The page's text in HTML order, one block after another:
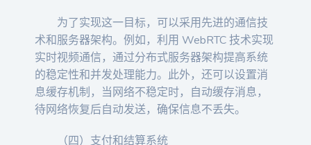
为了实现这一目标，可以采用先进的通信技
术和服务器架构。例如，利用 WebRTC 技术实现
实时视频通信，通过分布式服务器架构提高系统
的稳定性和并发处理能力。此外，还可以设置消
息缓存机制，当网络不稳定时，自动缓存消息，
待网络恢复后自动发送，确保信息不丢失。
（四）支付和结算系统